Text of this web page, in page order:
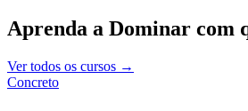
Aprenda a Dominar com
Ver todos os cursos →
Concreto